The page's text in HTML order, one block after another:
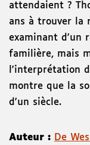
attendaient ?
ans à trouver la
examinant d'un
familière, mais
l'interprétation
montre que la
d'un siècle.
Auteur : De